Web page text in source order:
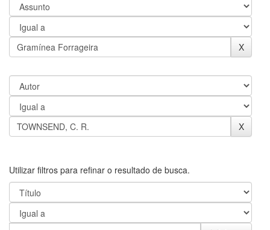
Utilizar filtros para refinar o resultado de busca.